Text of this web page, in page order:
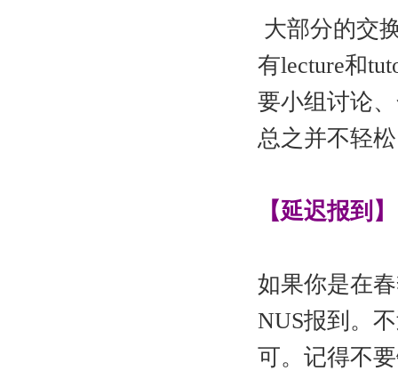
大部分的交
有lecture和
要小组讨论
总之并不轻
【延迟报到】
如果你是在
NUS报到。
可。记得不